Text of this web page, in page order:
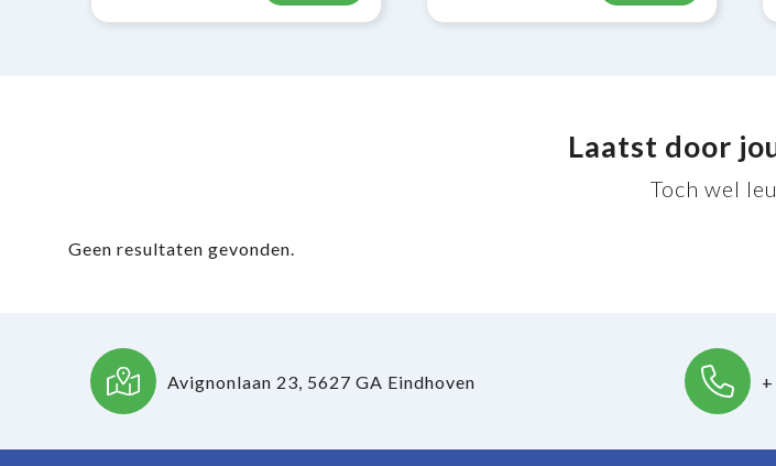
Laatst door
Toch wel
Geen resultaten gevonden.
Avignonlaan 23, 5627 GA Eindhoven